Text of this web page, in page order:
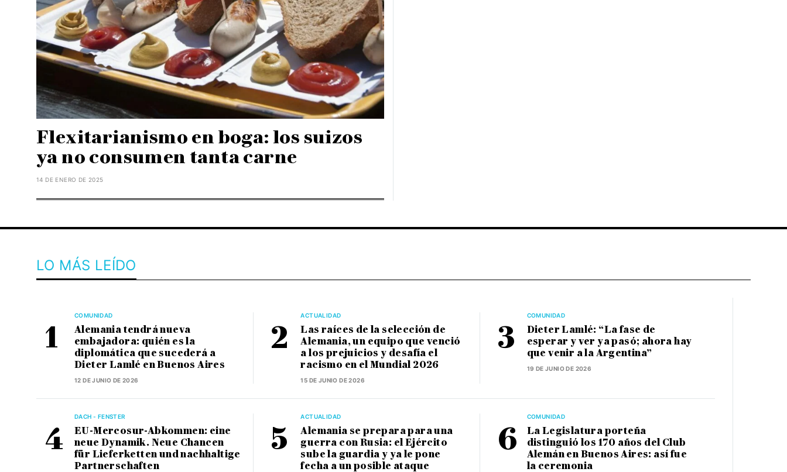
Flexitarianismo en boga: los suizos
ya no consumen tanta carne
14 DE ENERO DE 2025
LO MÁS LEÍDO
COMUNIDAD
Alemania tendrá nueva
embajadora: quién es la
diplomática que sucederá a
Dieter Lamlé en Buenos Aires
12 DE JUNIO DE 2026
ACTUALIDAD
Las raíces de la selección de
Alemania, un equipo que venció
a los prejuicios y desafía el
racismo en el Mundial 2026
15 DE JUNIO DE 2026
COMUNIDAD
Dieter Lamlé: “La fase de
esperar y ver ya pasó; ahora hay
que venir a la Argentina”
19 DE JUNIO DE 2026
DACH - FENSTER
EU-Mercosur-Abkommen: eine
neue Dynamik. Neue Chancen
für Lieferketten und nachhaltige
Partnerschaften
ACTUALIDAD
Alemania se prepara para una
guerra con Rusia: el Ejército
sube la guardia y ya le pone
fecha a un posible ataque
COMUNIDAD
La Legislatura porteña
distinguió los 170 años del Club
Alemán en Buenos Aires: así fue
la ceremonia